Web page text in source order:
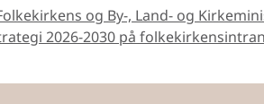
og By-, Land- og
2026-2030 på